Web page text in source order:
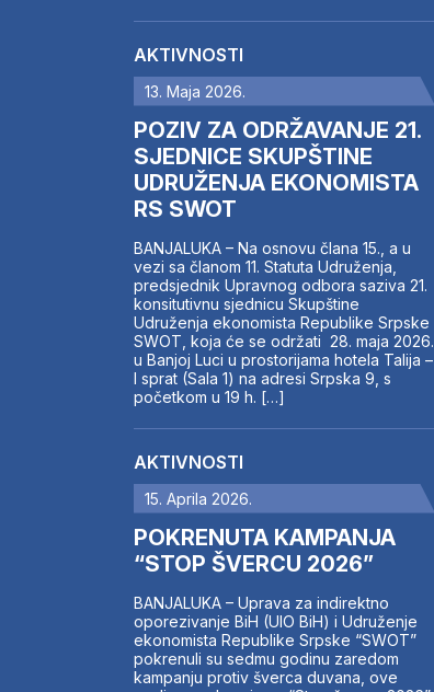
AKTIVNOSTI
13. Maja 2026.
POZIV ZA ODRŽAVANJE 21.
SJEDNICE SKUPŠTINE
UDRUŽENJA EKONOMISTA
RS SWOT
BANJALUKA – Na osnovu člana 15., a u
vezi sa članom 11. Statuta Udruženja,
predsjednik Upravnog odbora saziva 21.
konsitutivnu sjednicu Skupštine
Udruženja ekonomista Republike Srpske
SWOT, koja će se održati 28. maja 2026.
u Banjoj Luci u prostorijama hotela Talija –
I sprat (Sala 1) na adresi Srpska 9, s
početkom u 19 h. […]
AKTIVNOSTI
15. Aprila 2026.
POKRENUTA KAMPANJA
“STOP ŠVERCU 2026”
BANJALUKA – Uprava za indirektno
oporezivanje BiH (UIO BiH) i Udruženje
ekonomista Republike Srpske “SWOT”
pokrenuli su sedmu godinu zaredom
kampanju protiv šverca duvana, ove